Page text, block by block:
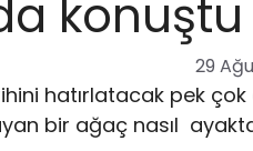
konuştu
29
hatırlatacak pek
bir ağaç nasıl